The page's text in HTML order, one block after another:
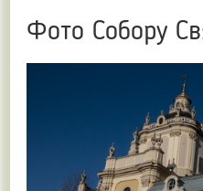
Фото Собору